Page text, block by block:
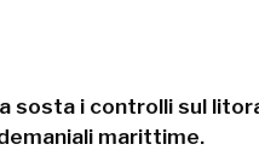
sosta i controlli sul
marittime.